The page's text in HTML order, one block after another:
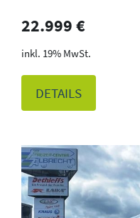
22.999 €
19% MwSt.
DETAILS